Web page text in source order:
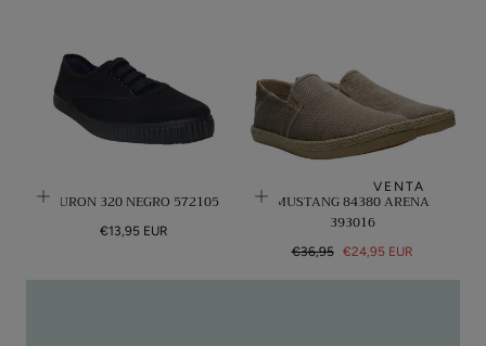
HURON 320 NEGRO 572105
Precio
€13,95 EUR
VENTA
MUSTANG 84380 ARENA
393016
Precio
€36,95
Precio
€24,95 EUR